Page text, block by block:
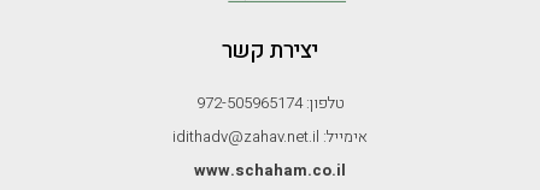
יצירת קשר
טלפון: 972-505965174
אימייל: idithadv@zahav.net.il
www.schaham.co.il